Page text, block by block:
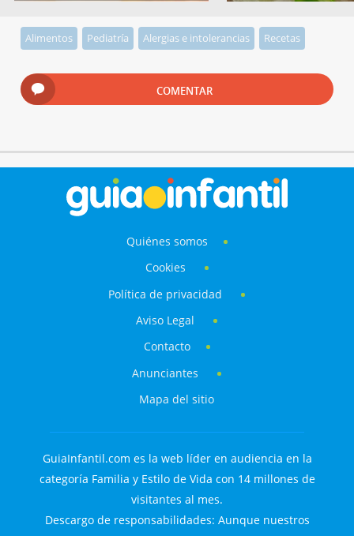
Alimentos Pediatría Alergias e intolerancias Recetas
COMENTAR
Quiénes somos
Cookies
Política de privacidad
Aviso Legal
Contacto
Anunciantes
Mapa del sitio
GuiaInfantil.com es la web líder en audiencia en la
categoría Familia y Estilo de Vida con 14 millones de
visitantes al mes.
Descargo de responsabilidades: Aunque nuestros